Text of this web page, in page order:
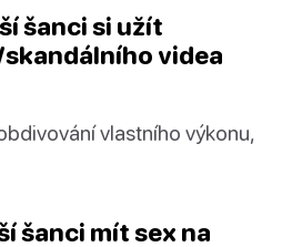
šanci si užít
videa
vlastního výkonu,
šanci mít sex na